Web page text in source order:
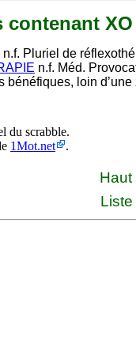
contenant XO
n.f. Pluriel de
n.f. Méd.
bénéfiques, loin d’une
du scrabble.
1Mot.net .
Haut